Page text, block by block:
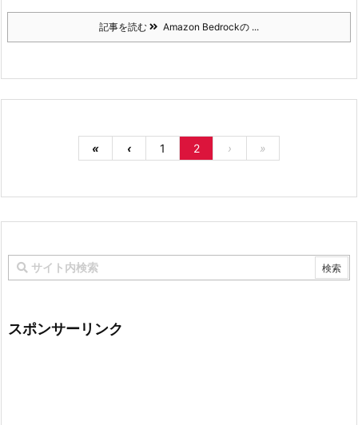
記事を読む Amazon Bedrockの ...
« ‹ 1 2 › »
スポンサーリンク